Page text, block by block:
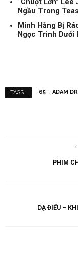
“Chuột Lớn”
Ngầu Trong
Minh Hằng Bị
Ngọc Trinh Dưới
TAGS : 65 ADAM
PHIM
DẠ ĐIỂU –